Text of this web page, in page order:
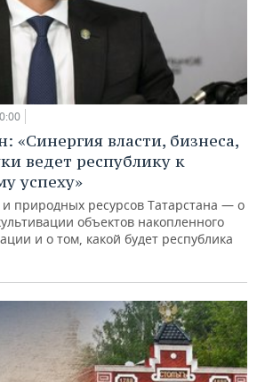
«Синергия власти, бизнеса,
ведет республику к
успеху»
природных ресурсов Татарстана — о
объектов накопленного
и о том, какой будет республика